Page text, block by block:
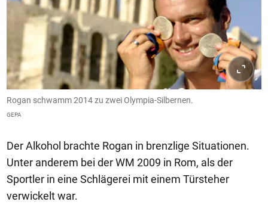
Rogan schwamm 2014 zu zwei Olympia-Silbernen.
GEPA
Der Alkohol brachte Rogan in brenzlige Situationen.
Unter anderem bei der WM 2009 in Rom, als der
Sportler in eine Schlägerei mit einem Türsteher
verwickelt war.